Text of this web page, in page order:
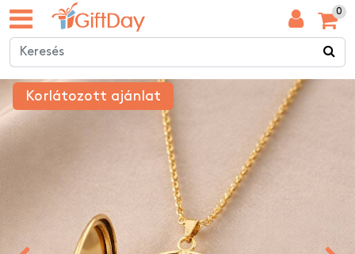
0
Korlátozott ajánlat